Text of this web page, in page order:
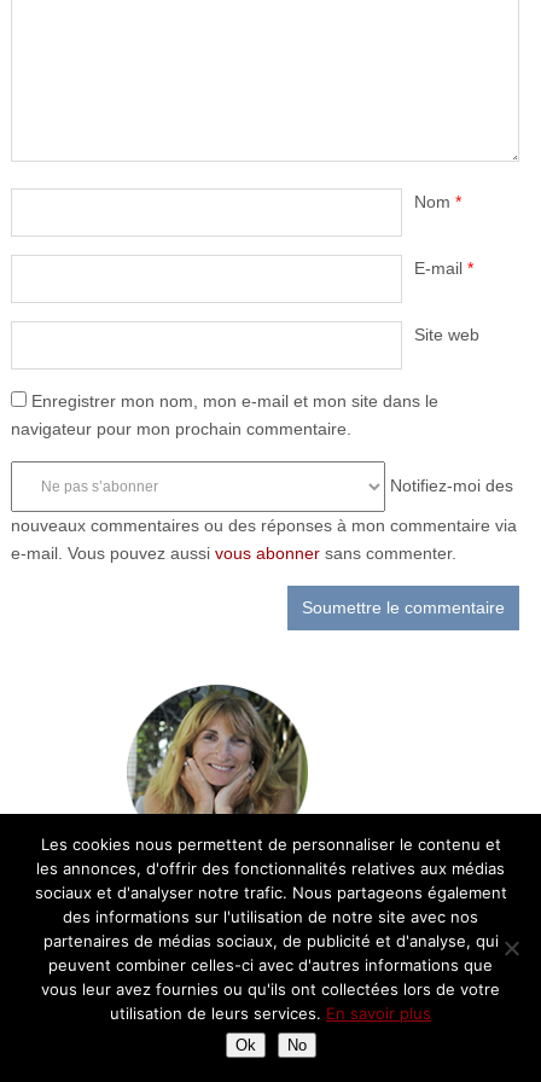
Nom *
E-mail *
Site web
Enregistrer mon nom, mon e-mail et mon site dans le
navigateur pour mon prochain commentaire.
Notifiez-moi des
nouveaux commentaires ou des réponses à mon commentaire via
e-mail. Vous pouvez aussi vous abonnersans commenter.
Bienvenue sur le blog cuisine de Chantal!
Retrouvez ici ma passion pour la cuisine et
la gastronomie française: recettes,
découvertes, balades gourmandes et avis
sur les restaurants
Les cookies nous permettent de personnaliser le contenu et
les annonces, d'offrir des fonctionnalités relatives aux médias
sociaux et d'analyser notre trafic. Nous partageons également
des informations sur l'utilisation de notre site avec nos
partenaires de médias sociaux, de publicité et d'analyse, qui
peuvent combiner celles-ci avec d'autres informations que
vous leur avez fournies ou qu'ils ont collectées lors de votre
utilisation de leurs services. En savoir plus
Ok No